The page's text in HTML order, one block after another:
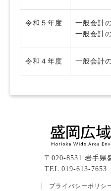
令和５年度
一般会計
一般会計
令和４年度 一般会計
〒020-8531 岩手県
TEL 019-613-
プライバシーポリシ